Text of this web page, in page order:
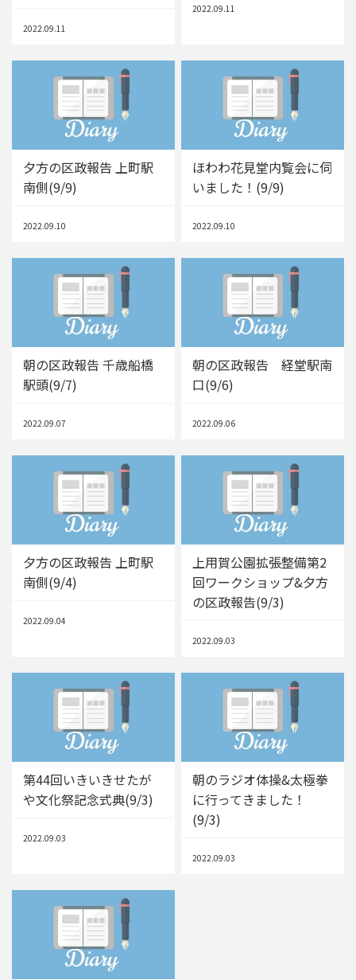
2022.09.11
2022.09.11
夕方の区政報告 上町駅
南側(9/9)
2022.09.10
ほわわ花見堂内覧会に伺
いました！(9/9)
2022.09.10
朝の区政報告 千歳船橋
駅頭(9/7)
2022.09.07
朝の区政報告 経堂駅南
口(9/6)
2022.09.06
夕方の区政報告 上町駅
南側(9/4)
2022.09.04
上用賀公園拡張整備第2
回ワークショップ&夕方
の区政報告(9/3)
2022.09.03
第44回いきいきせたが
や文化祭記念式典(9/3)
2022.09.03
朝のラジオ体操&太極拳
に行ってきました！
(9/3)
2022.09.03